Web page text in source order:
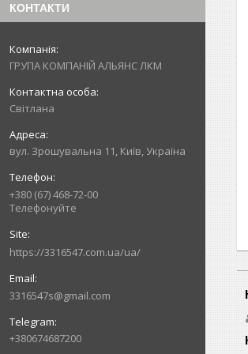
КОНТАКТИ
ГРУПА КОМПАНІЙ АЛЬЯНС ЛКМ
Світлана
вул. Зрошувальна 11, Київ, Україна
+380 (67) 468-72-00
Телефонуйте
https://3316547.com.ua/ua/
3316547s@gmail.com
+380674687200